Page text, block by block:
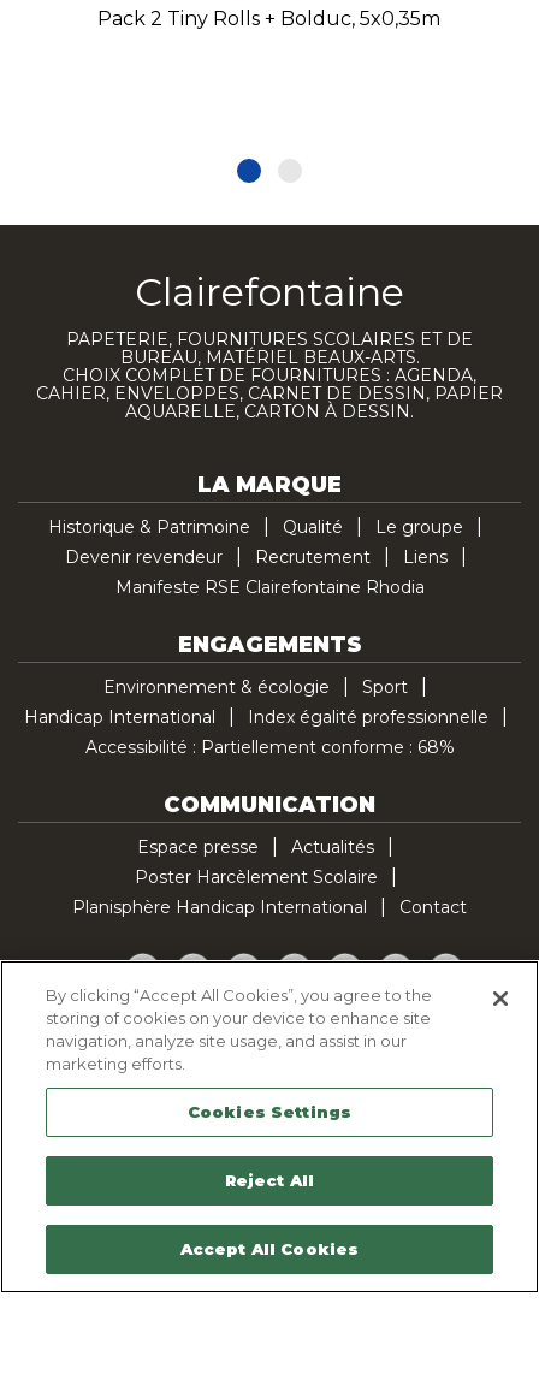
Pack 2 Tiny Rolls + Bolduc, 5x0,35m
Clairefontaine
PAPETERIE, FOURNITURES SCOLAIRES ET DE
BUREAU, MATÉRIEL BEAUX-ARTS.
CHOIX COMPLET DE FOURNITURES : AGENDA,
CAHIER, ENVELOPPES, CARNET DE DESSIN, PAPIER
AQUARELLE, CARTON À DESSIN.
LA MARQUE
Historique & Patrimoine Qualité
Le groupe
Devenir revendeur
Recrutement
Liens
Manifeste RSE Clairefontaine Rhodia
ENGAGEMENTS
Environnement & écologie
Sport
Handicap International
Index égalité professionnelle
Accessibilité : Partiellement conforme : 68%
COMMUNICATION
Espace presse
Actualités
Poster Harcèlement Scolaire
Planisphère Handicap International
Contact
Facebook
TwitterYouTubePinterestInstagramLinkedInTikTok
Politique d'utilisation des cookies
Politique de confidentialité
Mentions légales
Plan du site
Contactez-nous
By clicking “Accept All Cookies”, you agree to the
storing of cookies on your device to enhance site
navigation, analyze site usage, and assist in our
marketing efforts.
Cookies Settings
Reject All
Accept All Cookies